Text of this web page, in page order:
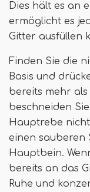
Dies hält es an
ermöglicht es
Gitter ausfüllen
Finden Sie die
Basis und
bereits mehr
beschneiden
Hauptrebe
einen sauberen
Hauptbein.
bereits an das
Ruhe und